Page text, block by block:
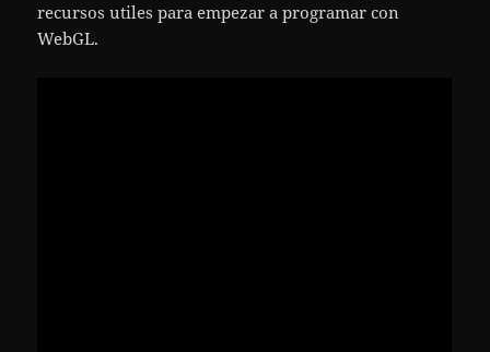
recursos utiles para empezar a programar con
WebGL.